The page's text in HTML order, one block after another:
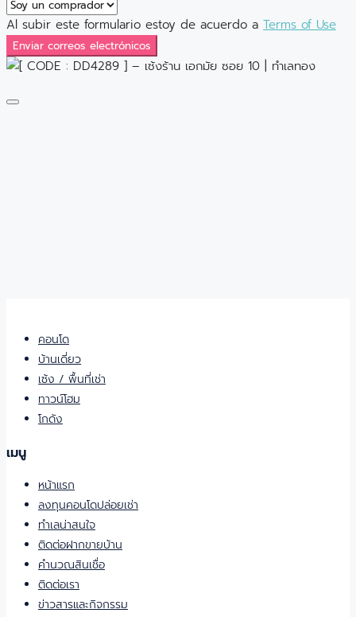
Al subir este formulario estoy de acuerdo a Terms of Use
Enviar correos electrónicos
คอนโด
บ้านเดี่ยว
เซ้ง / พื้นที่เช่า
ทาวน์โฮม
โกดัง
เมนู
หน้าแรก
ลงทุนคอนโดปล่อยเช่า
ทำเลน่าสนใจ
ติดต่อฝากขายบ้าน
คำนวณสินเชื่อ
ติดต่อเรา
ข่าวสารและกิจกรรม